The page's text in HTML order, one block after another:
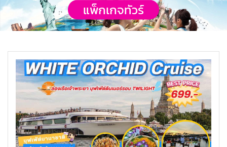
แพ็กเกจทัวร์